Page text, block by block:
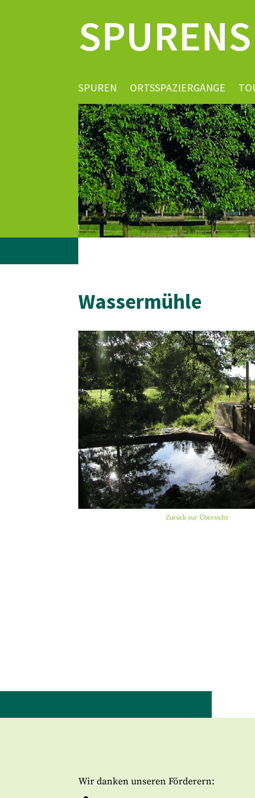
SPUREN ORTSSPAZIERGÄNGE
Wassermühle
Zurück zur Übersicht
Wir danken unseren Förderern: